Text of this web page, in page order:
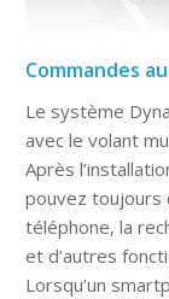
Commandes
Le système
avec le volant
Après
pouvez toujours
téléphone, la
et d’autres
Lorsqu’un